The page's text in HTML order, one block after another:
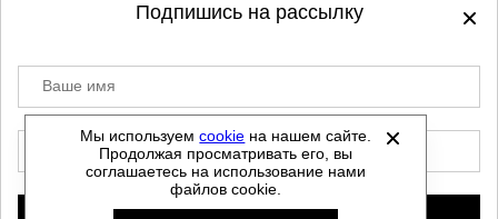
©2012-2026 - Sellgroup.ru - все права
защищены.
Данный сайт не является интернет магазином и
не является публичной офертой.
Политика обработки персональных данных
Мы используемcookie на нашем сайте.
Продолжая просматривать его, вы
соглашаетесь на использование нами
файлов cookie.
Подпишись на рассылку
Ваше имя